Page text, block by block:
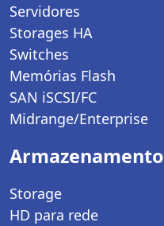
Servidores
Storages HA
Switches
Memórias Flash
SAN iSCSI/FC
Midrange/Enterprise
Armazenamento
Storage
HD para rede